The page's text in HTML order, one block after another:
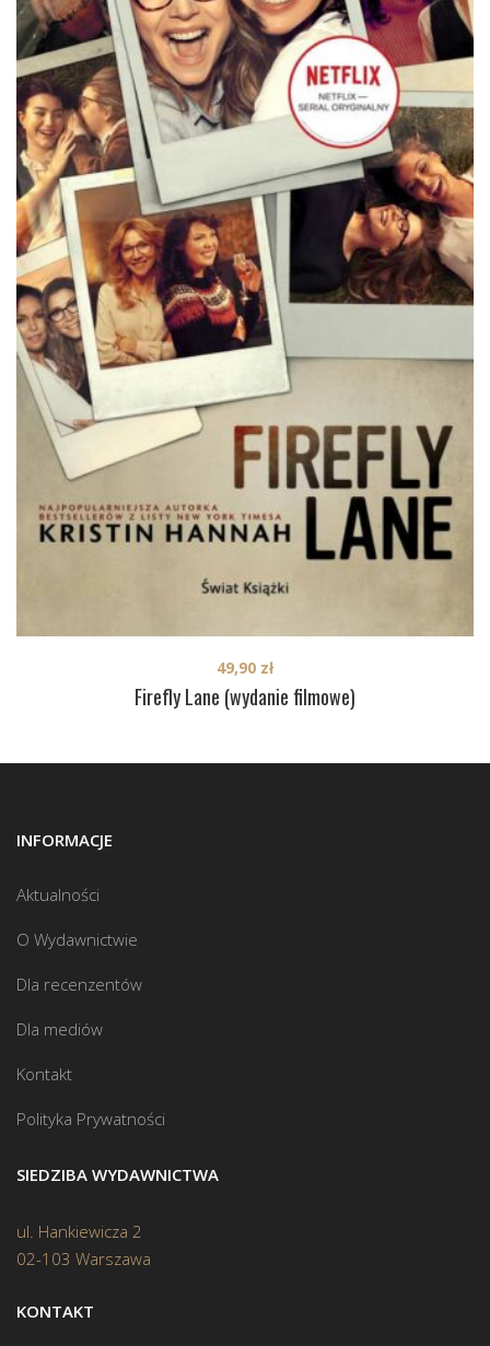
Firefly Lane (wydanie filmowe)
49,90 zł
INFORMACJE
Aktualności
O Wydawnictwie
Dla recenzentów
Dla mediów
Kontakt
Polityka Prywatności
SIEDZIBA WYDAWNICTWA
ul. Hankiewicza 2
02-103 Warszawa
KONTAKT